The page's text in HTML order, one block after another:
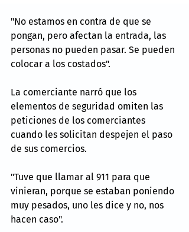
"No estamos en contra de que se
pongan, pero afectan la entrada, las
personas no pueden pasar. Se pueden
colocar a los costados".
La comerciante narró que los
elementos de seguridad omiten las
peticiones de los comerciantes
cuando les solicitan despejen el paso
de sus comercios.
"Tuve que llamar al 911 para que
vinieran, porque se estaban poniendo
muy pesados, uno les dice y no, nos
hacen caso".